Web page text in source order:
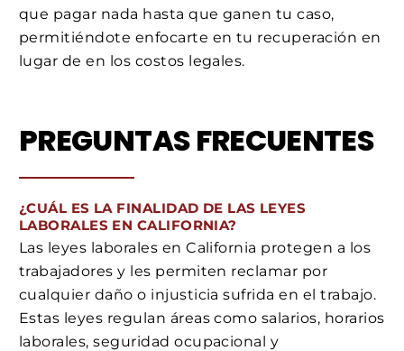
que pagar nada hasta que ganen tu caso,
permitiéndote enfocarte en tu recuperación en
lugar de en los costos legales.
PREGUNTAS FRECUENTES
¿CUÁL ES LA FINALIDAD DE LAS LEYES
LABORALES EN CALIFORNIA?
Las leyes laborales en California protegen a los
trabajadores y les permiten reclamar por
cualquier daño o injusticia sufrida en el trabajo.
Estas leyes regulan áreas como salarios, horarios
laborales, seguridad ocupacional y